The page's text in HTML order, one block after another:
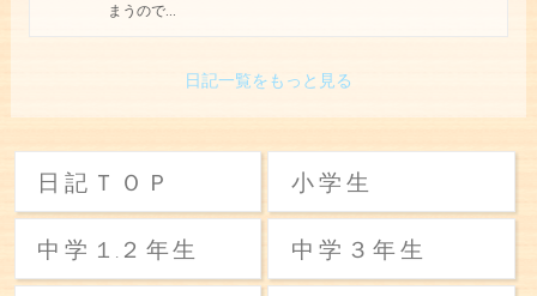
まうので
日記一覧をもっと見る
日記ＴＯＰ 小学生
中学 １ ２年生 中学３年生